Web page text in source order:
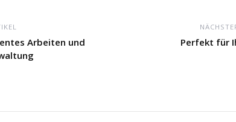
Arbeiten und
Perfekt für